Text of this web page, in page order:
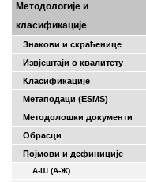
Методологије и
класификације
Знакови и скраћенице
Извјештаји о квалитету
Класификације
Метаподаци (ESMS)
Методолошки документи
Обрасци
Појмови и дефиниције
А-Ш (A-Ж)